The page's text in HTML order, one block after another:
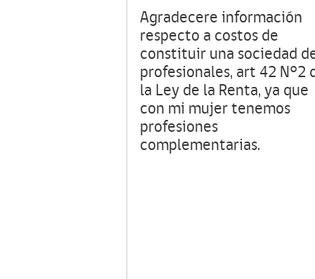
Agradecere información
respecto a costos de
constituir una sociedad
profesionales, art 42 N°2
la Ley de la Renta, ya que
con mi mujer tenemos
profesiones
complementarias.